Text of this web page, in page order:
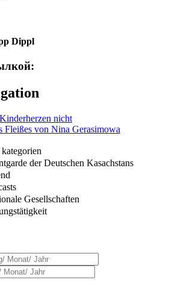
Dippl
nicht
Fleißes von Nina Gerasimowa
der Deutschen Kasachstans
Gesellschaften